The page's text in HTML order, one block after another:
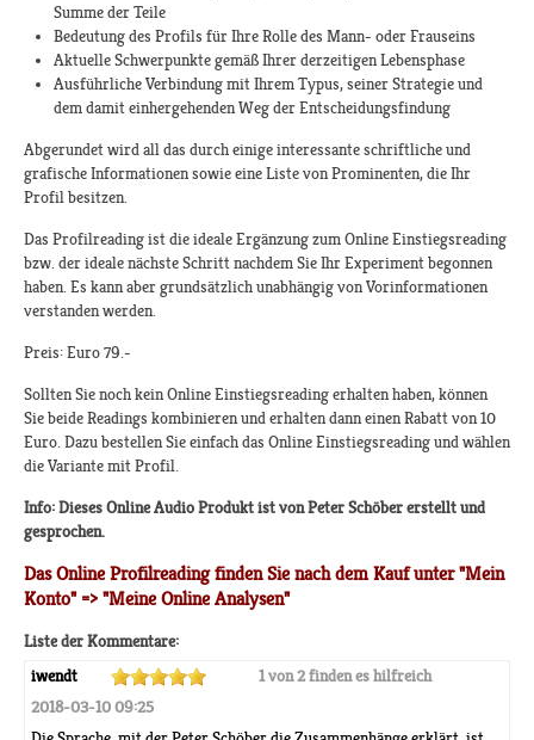
Summe der Teile
Bedeutung des Profils für Ihre Rolle des Mann- oder Frauseins
Aktuelle Schwerpunkte gemäß Ihrer derzeitigen Lebensphase
Ausführliche Verbindung mit Ihrem Typus, seiner Strategie und
dem damit einhergehenden Weg der Entscheidungsfindung
Abgerundet wird all das durch einige interessante schriftliche und
grafische Informationen sowie eine Liste von Prominenten, die Ihr
Profil besitzen.
Das Profilreading ist die ideale Ergänzung zum Online Einstiegsreading
bzw. der ideale nächste Schritt nachdem Sie Ihr Experiment begonnen
haben. Es kann aber grundsätzlich unabhängig von Vorinformationen
verstanden werden.
Preis: Euro 79.-
Sollten Sie noch kein Online Einstiegsreading erhalten haben, können
Sie beide Readings kombinieren und erhalten dann einen Rabatt von 10
Euro. Dazu bestellen Sie einfach das Online Einstiegsreading und wählen
die Variante mit Profil.
Info: Dieses Online Audio Produkt ist von Peter Schöber erstellt und
gesprochen.
Das Online Profilreading finden Sie nach dem Kauf unter "Mein
Konto" => "Meine Online Analysen"
Liste der Kommentare:
iwendt
1 von 2 finden es hilfreich
2018-03-10 09:25